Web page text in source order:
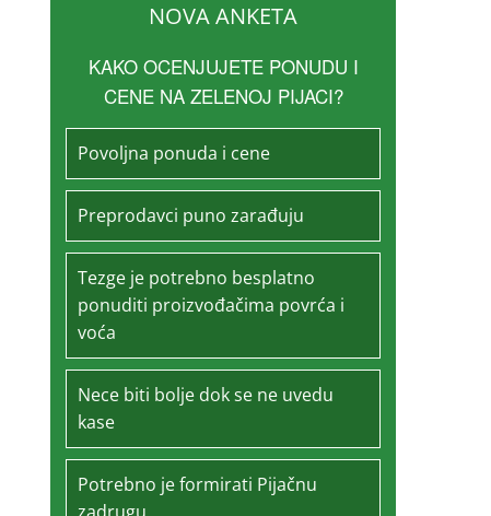
NOVA ANKETA
KAKO OCENJUJETE PONUDU I
CENE NA ZELENOJ PIJACI?
Povoljna ponuda i cene
Preprodavci puno zarađuju
Tezge je potrebno besplatno
ponuditi proizvođačima povrća i
voća
Nece biti bolje dok se ne uvedu
kase
Potrebno je formirati Pijačnu